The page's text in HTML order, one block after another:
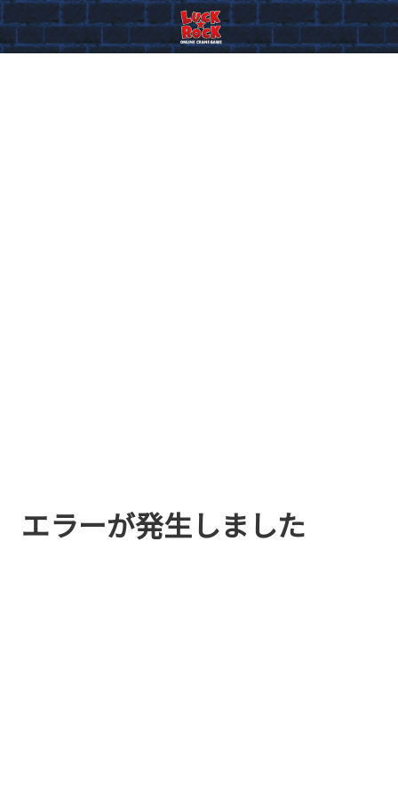
エラーが発生しました